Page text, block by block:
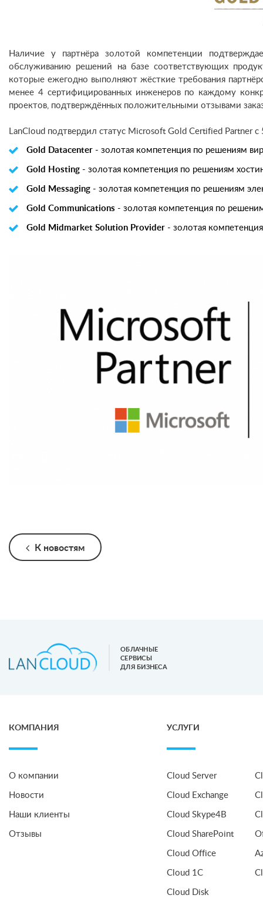
Наличие у партнёра золотой компетенции
обслуживанию решений на базе соответствующих
которые ежегодно выполняют жёсткие требования
менее 4 сертифицированных инженеров по каждому
проектов, подтверждённых положительными отзывами
LanCloud подтвердил статус Microsoft Gold Certified Partner
Gold Datacenter - золотая компетенция по решениям
Gold Hosting - золотая компетенция по решениям
Gold Messaging - золотая компетенция по решениям
Gold Communications - золотая компетенция по
Gold Midmarket Solution Provider - золотая
К новостям
ОБЛАЧНЫЕ
СЕРВИСЫ
ДЛЯ БИЗНЕСА
КОМПАНИЯ
О компании
Новости
Наши клиенты
Отзывы
УСЛУГИ
Cloud Server
Cloud Exchange
Cloud Skype4B
Cloud SharePoint
Cloud Office
Cloud 1C
Cloud Disk